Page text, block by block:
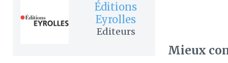
Éditions
Eyrolles
Editeurs
Mieux